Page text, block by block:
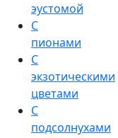
эустомой
С
пионами
С
экзотическими
цветами
С
подсолнухами